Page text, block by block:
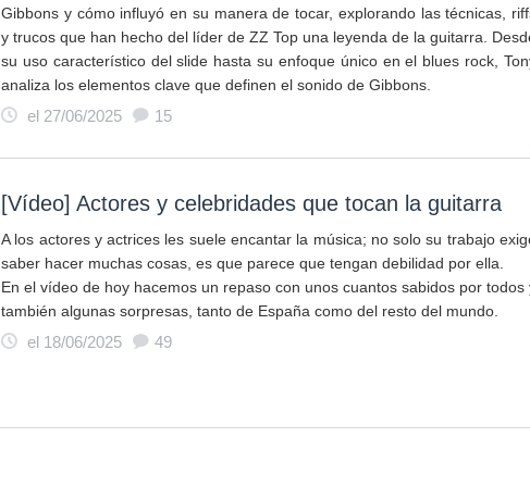
Gibbons y cómo influyó en su manera de tocar, explorando las técnicas,
y trucos que han hecho del líder de ZZ Top una leyenda de la guitarra.
su uso característico del slide hasta su enfoque único en el blues rock,
analiza los elementos clave que definen el sonido de Gibbons.
el 27/06/2025
15
[Vídeo] Actores y celebridades que tocan la guitarra
A los actores y actrices les suele encantar la música; no solo su trabajo
saber hacer muchas cosas, es que parece que tengan debilidad por ella.
En el vídeo de hoy hacemos un repaso con unos cuantos sabidos por todos
también algunas sorpresas, tanto de España como del resto del mundo.
el 18/06/2025
49